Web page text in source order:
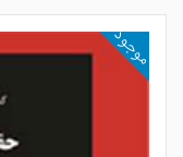
موجود